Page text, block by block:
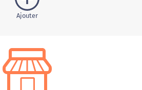
Ajouter